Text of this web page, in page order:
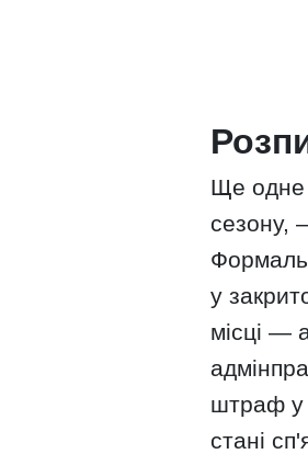
Ще одне
сезону,
у
місці —
штраф у
стані